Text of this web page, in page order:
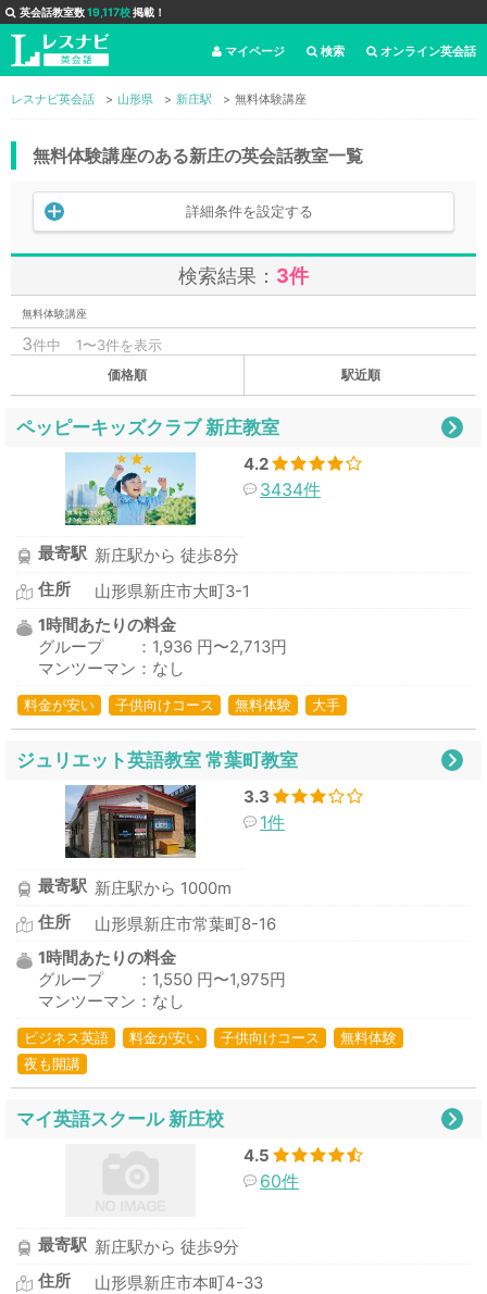
英会話教室数19,117校掲載！
オンライン英会話
検索
マイページ
レスナビ英会話 山形県 新庄駅 無料体験講座
無料体験講座のある新庄の英会話教室一覧
詳細条件を設定する
検索結果： 3件
無料体験講座
3件中 1〜3件を表示
価格順 駅近順
ペッピーキッズクラブ 新庄教室
4.2
3434件
最寄駅 新庄駅から 徒歩8分
住所
山形県新庄市大町3-1
1時間あたりの料金
グループ ：1,936 円〜2,713円
マンツーマン：なし
料金が安い 子供向けコース 無料体験 大手
ジュリエット英語教室 常葉町教室
3.3
1件
最寄駅 新庄駅から 1000m
住所
山形県新庄市常葉町8-16
1時間あたりの料金
グループ ：1,550 円〜1,975円
マンツーマン：なし
ビジネス英語 料金が安い 子供向けコース
無料体験
夜も開講
マイ英語スクール 新庄校
4.5
60件
最寄駅 新庄駅から 徒歩9分
住所
山形県新庄市本町4-33